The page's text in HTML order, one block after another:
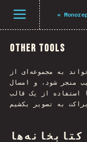
باز کردن منو «
Other Tools
به مجموعه‌ای از
منجر شود، و امسال
استفاده از یک قالب
کتابخانه‌ها
Navigated to The